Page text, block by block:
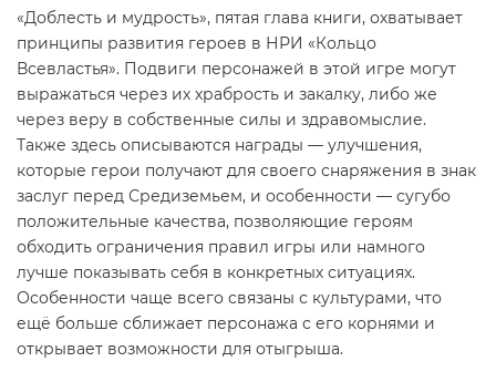
«Доблесть и мудрость», пятая глава книги, охватывает
принципы развития героев в НРИ «Кольцо
Всевластья». Подвиги персонажей в этой игре могут
выражаться через их храбрость и закалку, либо же
через веру в собственные силы и здравомыслие.
Также здесь описываются награды — улучшения,
которые герои получают для своего снаряжения в знак
заслуг перед Средиземьем, и особенности — сугубо
положительные качества, позволяющие героям
обходить ограничения правил игры или намного
лучше показывать себя в конкретных ситуациях.
Особенности чаще всего связаны с культурами, что
ещё больше сближает персонажа с его корнями и
открывает возможности для отыгрыша.